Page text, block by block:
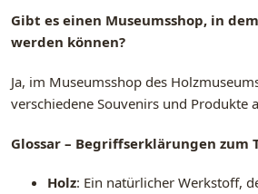
Gibt es einen Museumsshop, in
werden können?
Ja, im Museumsshop des
verschiedene Souvenirs und Produkte
Glossar – Begriffserklärungen zum
Holz: Ein natürlicher Werkstoff,